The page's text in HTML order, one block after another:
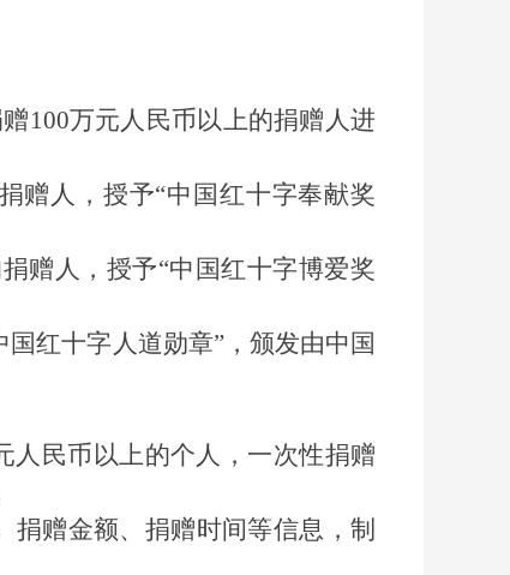
100万元人民币以上的捐赠人进
赠人，授予“中国红十字奉献奖
赠人，授予“中国红十字博爱奖
红十字人道勋章”，颁发由中国
人民币以上的个人，一次性捐赠
捐赠金额、捐赠时间等信息 ，制